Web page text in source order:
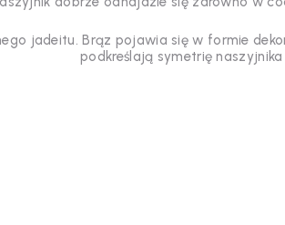
jadeitu. Brąz pojawia się w formie
podkreślają symetrię